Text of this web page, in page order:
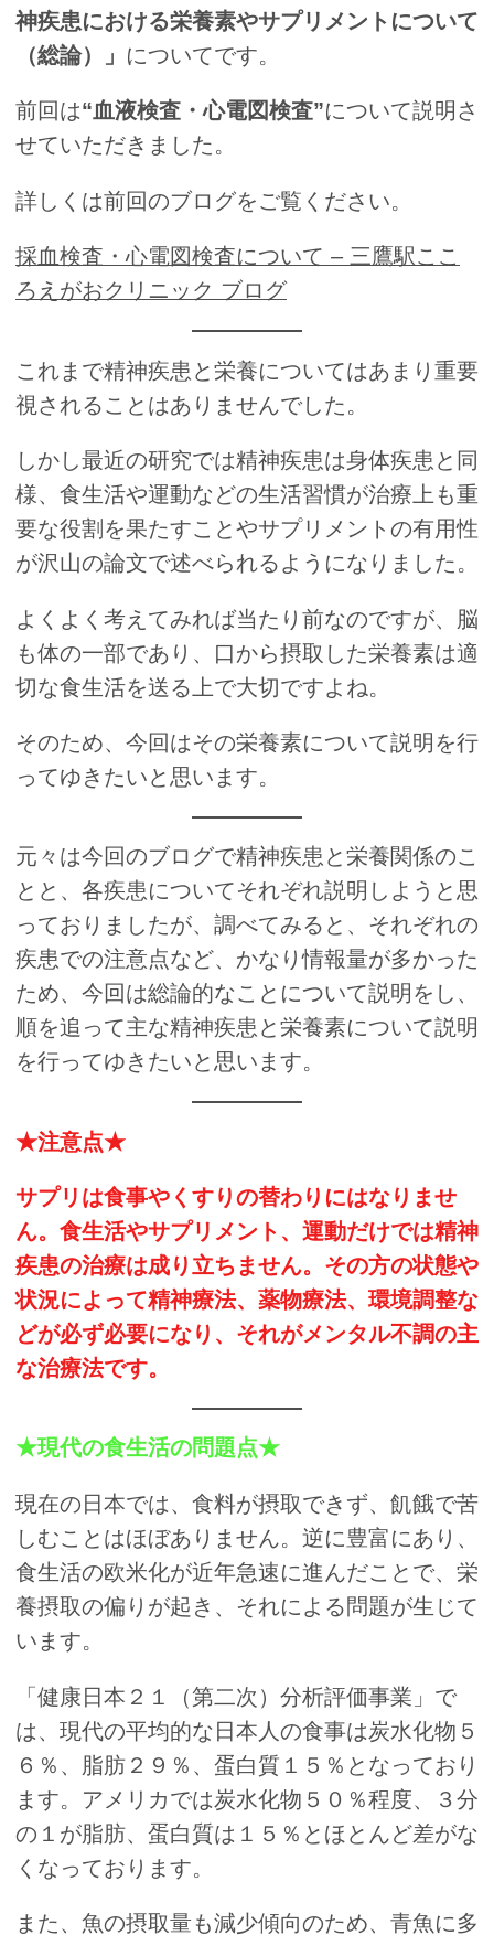
神疾患における栄養素やサプリメントについて
（総論）」 についてです。
前回は“血液検査・心電図検査”について説明さ
せていただきました。
詳しくは前回のブログをご覧ください。
採血検査・心電図検査について – 三鷹駅ここ
ろえがおクリニック ブログ
これまで精神疾患と栄養についてはあまり重要
視されることはありませんでした。
しかし最近の研究では精神疾患は身体疾患と同
様、食生活や運動などの生活習慣が治療上も重
要な役割を果たすことやサプリメントの有用性
が沢山の論文で述べられるようになりました。
よくよく考えてみれば当たり前なのですが、脳
も体の一部であり、口から摂取した栄養素は適
切な食生活を送る上で大切ですよね。
そのため、今回はその栄養素について説明を行
ってゆきたいと思います。
元々は今回のブログで精神疾患と栄養関係のこ
とと、各疾患についてそれぞれ説明しようと思
っておりましたが、調べてみると、それぞれの
疾患での注意点など、かなり情報量が多かった
ため、今回は総論的なことについて説明をし、
順を追って主な精神疾患と栄養素について説明
を行ってゆきたいと思います。
★注意点★
サプリは食事やくすりの替わりにはなりませ
ん。食生活やサプリメント、運動だけでは精神
疾患の治療は成り立ちません。その方の状態や
状況によって精神療法、薬物療法、環境調整な
どが必ず必要になり、それがメンタル不調の主
な治療法です。
★現代の食生活の問題点★
現在の日本では、食料が摂取できず、飢餓で苦
しむことはほぼありません。逆に豊富にあり、
食生活の欧米化が近年急速に進んだことで、栄
養摂取の偏りが起き、それによる問題が生じて
います。
「健康日本２１（第二次）分析評価事業」で
は、現代の平均的な日本人の食事は炭水化物５
６％、脂肪２９％、蛋白質１５％となっており
ます。アメリカでは炭水化物５０％程度、３分
の１が脂肪、蛋白質は１５％とほとんど差がな
くなっております。
また、魚の摂取量も減少傾向のため、青魚に多